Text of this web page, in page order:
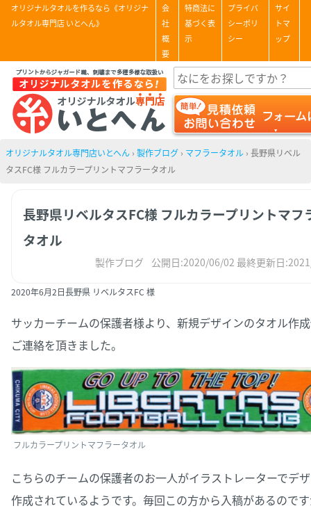
オリジナルタオルを作るなら《オリジナ
ルタオル専門店 いとへん》
会
社
概
要
特商法に
基づく表
示
プライバ
シーポリ
シー
サイ
トマ
ップ
オリジナルタオル専門店いとへん › 製作ブログ › マフラータオル › 長野県リベル
タスFC様 フルカラープリントマフラータオル
長野県リベルタスFC様 フルカラープリントマフ
タオル
製作ブログ 公開日:2020/06/02 最終更新日
2020年6月2日長野県 リベルタスFC 様
サッカーチームの保護者様より、新規デザインのタオル作
ご連絡を頂きました。
フルカラープリントマフラータオル
こちらのチームの保護者のお一人がイラストレーターでデ
作成されているようです。毎回この方から入稿があるので